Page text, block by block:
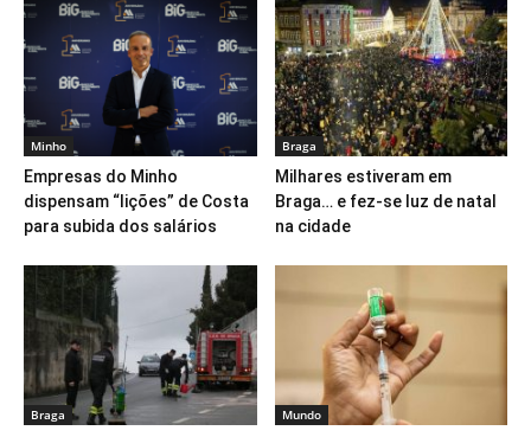
Minho
Empresas do Minho
dispensam “lições” de Costa
para subida dos salários
Braga
Milhares estiveram em
Braga… e fez-se luz de natal
na cidade
Braga Mundo